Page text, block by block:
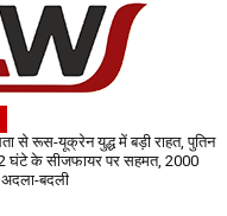
से रूस-यूक्रेन युद्ध में बड़ी राहत, पुतिन
घंटे के सीजफायर पर सहमत, 2000
अदला-बदली